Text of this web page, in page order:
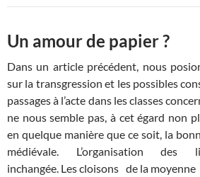
Un amour de papier ?
Dans un article précédent, nous
sur la transgression et les possibles
passages à l’acte dans les classes
ne nous semble pas, à cet égard non
en quelque manière que ce soit, la
médiévale. L’organisation des
inchangée. Les cloisons de la